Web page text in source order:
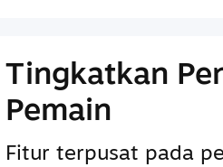
Tingkatkan
Pemain
Fitur terpusat pada